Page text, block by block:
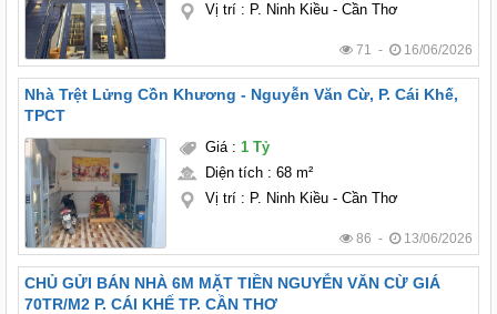
Vị trí: P. Ninh Kiều - Cần Thơ
71 - 16/06/2026
Nhà Trệt Lửng Cồn Khương - Nguyễn Văn Cừ, P. Cái Khế,
TPCT
Giá: 1 Tỷ
Diện tích: 68 m²
Vị trí: P. Ninh Kiều - Cần Thơ
86 - 13/06/2026
CHỦ GỬI BÁN NHÀ 6M MẶT TIỀN NGUYỄN VĂN CỪ GIÁ
70TR/M2 P. CÁI KHẾ TP. CẦN THƠ